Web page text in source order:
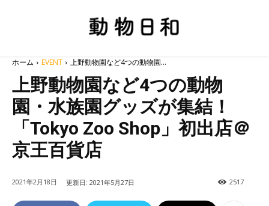
ホーム EVENT 上野動物園など4つの動物園...
上野動物園など4つの動物
園・水族園グッズが集結！
「Tokyo Zoo Shop」初出店＠
京王百貨店
2021年2月18日 更新日: 2021年5月27日 2517